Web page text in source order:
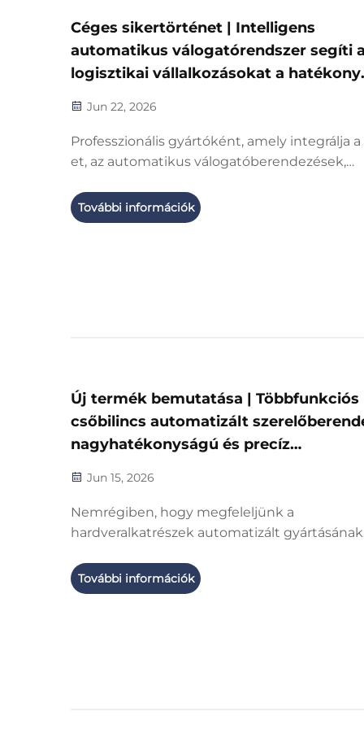
Céges sikertörténet | Intelligens
automatikus válogatórendszer segíti a
logisztikai vállalkozásokat a hatékony
Jun 22, 2026
Professzionális gyártóként, amely integrálja a
et, az automatikus válogatóberendezések,
gyártását és testreszabását, valamint
automatizált gyártósorokat, régóta
További információk
Új termék bemutatása | Többfunkciós
csőbilincs automatizált
nagyhatékonyságú és precíz
tömeggyártáshoz
Jun 15, 2026
Nemrégiben, hogy megfeleljünk a
hardveralkatrészek automatizált gyártásának
rögzítőelemek gyártásához szükséges
berendezések hiányát, újrafejlesztett
További információk